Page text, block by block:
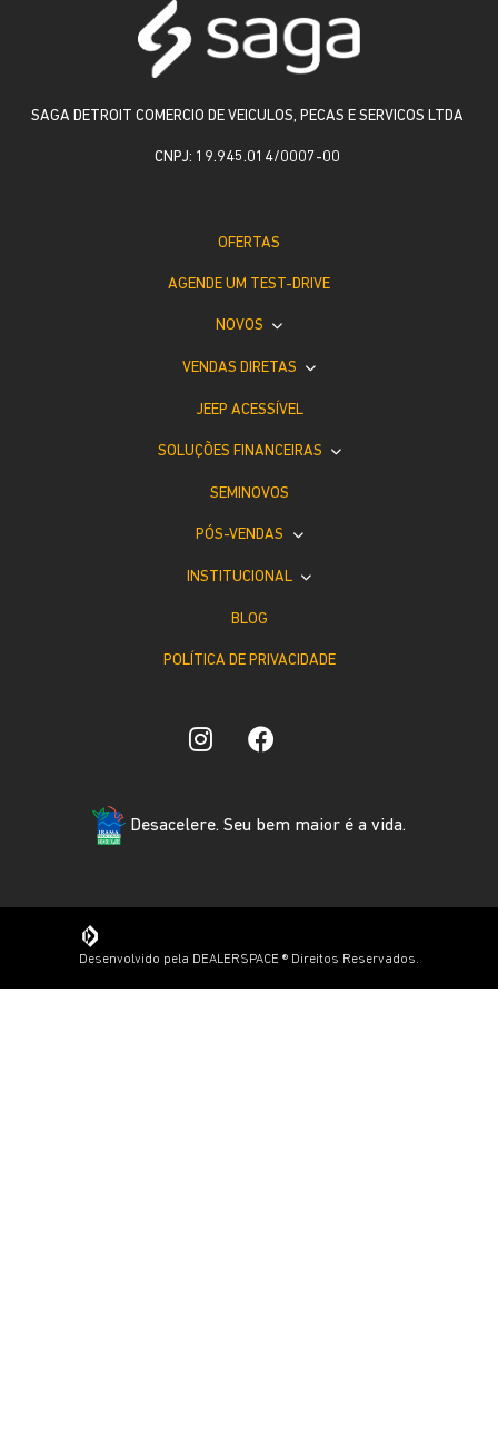
SAGA DETROIT COMERCIO DE VEICULOS, PECAS E SERVICOS LTDA
CNPJ: 19.945.014/0007-00
OFERTAS
AGENDE UM TEST-DRIVE
NOVOS
VENDAS DIRETAS
JEEP ACESSÍVEL
SOLUÇÕES FINANCEIRAS
SEMINOVOS
PÓS-VENDAS
INSTITUCIONAL
BLOG
POLÍTICA DE PRIVACIDADE
Desacelere. Seu bem maior é a vida.
Desenvolvido pela DEALERSPACE ® Direitos Reservados.